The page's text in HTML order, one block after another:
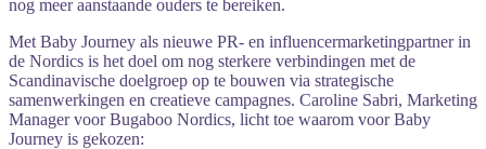
nog meeraanstaande ouders te bereiken.
Met Baby Journey als nieuwe PR- en influencermarketingpartnerin
de Nordics is het doel om nog sterkere verbindingen met de
Scandinavische doelgroep op te bouwen via strategische
samenwerkingen en creatieve campagnes. Caroline Sabri, Marketing
Manager voor Bugaboo Nordics, licht toe waarom voor Baby
Journey is gekozen: